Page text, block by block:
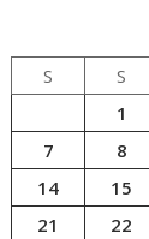
S
S
1
7
8
14
15
21
22